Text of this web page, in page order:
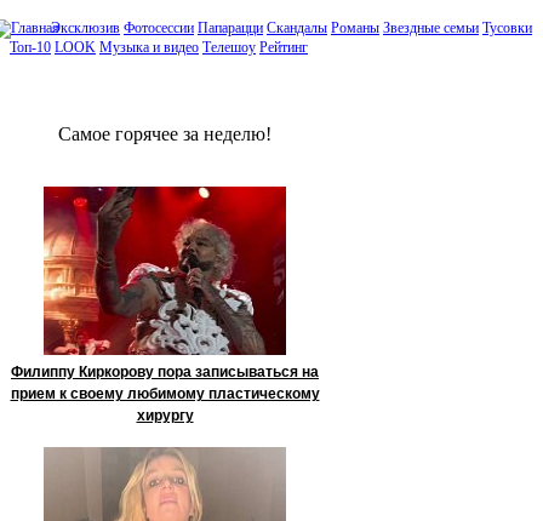
Эксклюзив Фотосессии Папарацци Скандалы Романы Звездные семьи Тусовки
Топ-10 LOOK Музыка и видео Телешоу Рейтинг
Сaмое гoрячее за неделю!
Филиппу Киркорову пора записываться на
прием к своему любимому пластическому
хирургу